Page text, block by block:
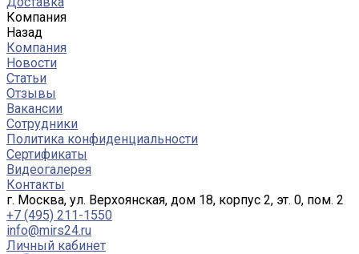
Компания
Назад
Компания
Новости
Статьи
Отзывы
Вакансии
Сотрудники
Политика конфиденциальности
Сертификаты
Видеогалерея
Контакты
г. Москва, ул. Верхоянская, дом 18, корпус 2, эт. 0, пом. 2
+7 (495) 211-1550
info@mirs24.ru
Личный кабинет